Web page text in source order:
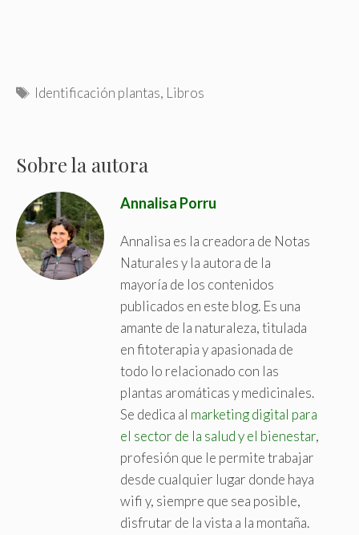
T
Identificación plantas, Libros
Sobre la autora
Annalisa Porru
Annalisa es la creadora de Notas
Naturales y la autora de la
mayoría de los contenidos
publicados en este blog. Es una
amante de la naturaleza, titulada
en fitoterapia y apasionada de
todo lo relacionado con las
plantas aromáticas y medicinales.
Se dedica al marketing digital para
el sector de la salud y el bienestar,
profesión que le permite trabajar
desde cualquier lugar donde haya
wifi y, siempre que sea posible,
disfrutar de la vista a la montaña.